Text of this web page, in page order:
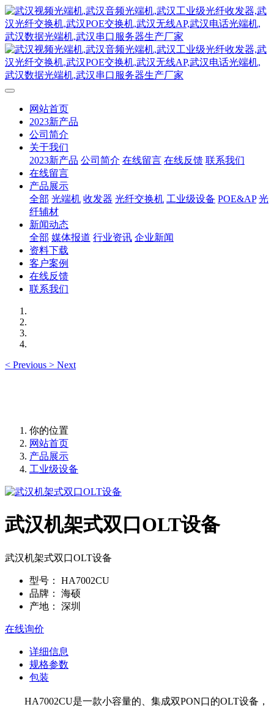
网站首页
2023新产品
公司简介
关于我们
2023新产品 公司简介 在线留言 在线反馈 联系我们
在线留言
产品展示
全部 光端机 收发器 光纤交换机 工业级设备 POE&AP 光
纤辅材
新闻动态
全部 媒体报道 行业资讯 企业新闻
资料下载
客户案例
在线反馈
联系我们
< Previous > Next
你的位置
网站首页
产品展示
工业级设备
武汉机架式双口OLT设备
武汉机架式双口OLT设备
型号：
HA7002CU
品牌：
海硕
产地：
深圳
在线询价
详细信息
规格参数
包装
HA7002CU是一款小容量的、集成双PON口的OLT设备，